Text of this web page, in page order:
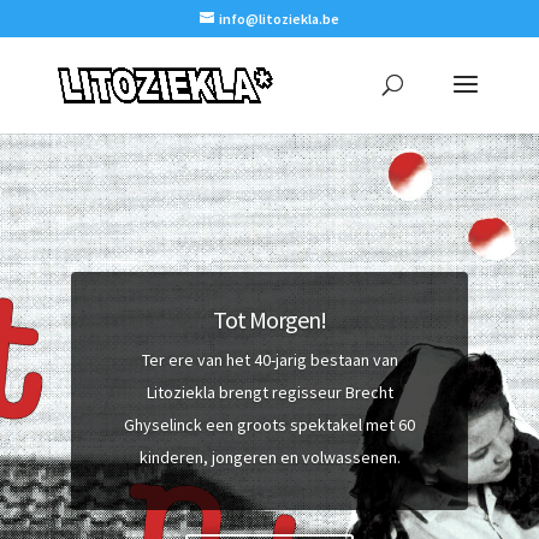
info@litoziekla.be
Tot Morgen!
Ter ere van het 40-jarig bestaan van
Litoziekla brengt regisseur Brecht
Ghyselinck een groots spektakel met 60
kinderen, jongeren en volwassenen.